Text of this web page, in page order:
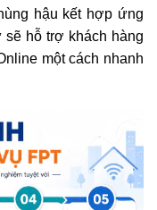
hậu kết hợp ứng
hỗ trợ khách hàng
một cách nhanh